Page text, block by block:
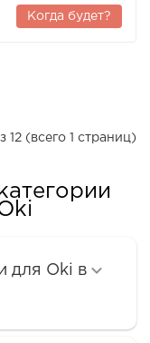
Когда будет?
12 (всего 1 страниц)
для Oki в